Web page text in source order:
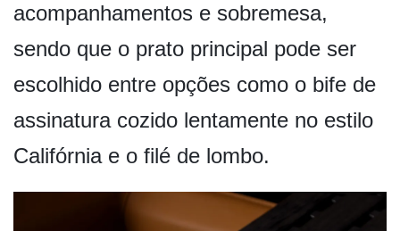
acompanhamentos e sobremesa,
sendo que o prato principal pode ser
escolhido entre opções como o bife de
assinatura cozido lentamente no estilo
Califórnia e o filé de lombo.